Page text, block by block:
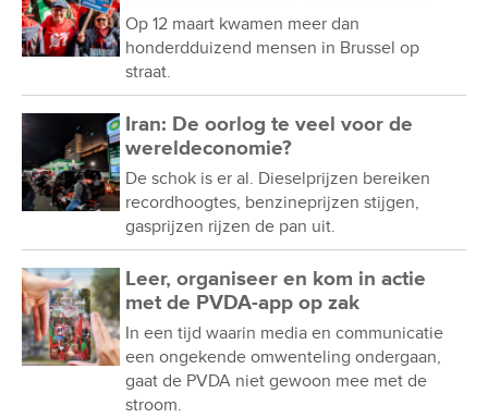
Op 12 maart kwamen meer dan
honderdduizend mensen in Brussel op
straat.
Iran: De oorlog te veel voor de
wereldeconomie?
De schok is er al. Dieselprijzen bereiken
recordhoogtes, benzineprijzen stijgen,
gasprijzen rijzen de pan uit.
Leer, organiseer en kom in actie
met de PVDA-app op zak
In een tijd waarin media en communicatie
een ongekende omwenteling ondergaan,
gaat de PVDA niet gewoon mee met de
stroom.